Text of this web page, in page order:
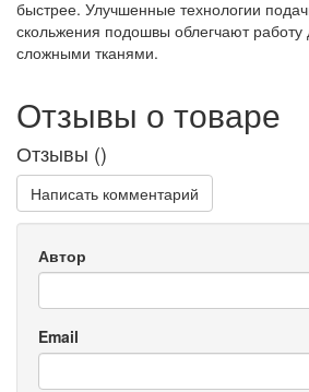
быстрее. Улучшенные технологии
скольжения подошвы облегчают
сложными тканями.
Отзывы о товаре
Отзывы ()
Написать комментарий
Автор
Email